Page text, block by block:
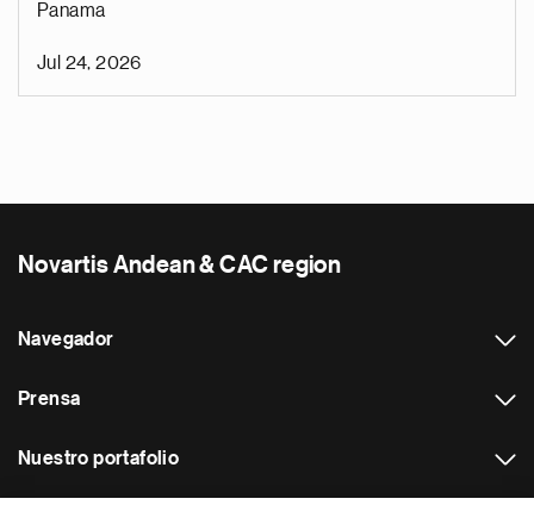
Panama
Jul 24, 2026
Novartis Andean & CAC region
Navegador
Prensa
Nuestro portafolio